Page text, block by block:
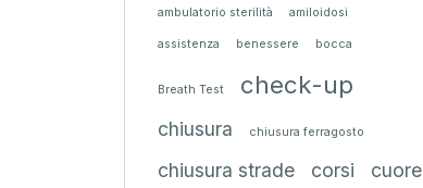
ambulatorio sterilità amiloidosi
assistenza benessere bocca
Breath Test check-up
chiusura chiusura ferragosto
chiusura strade corsi cuore